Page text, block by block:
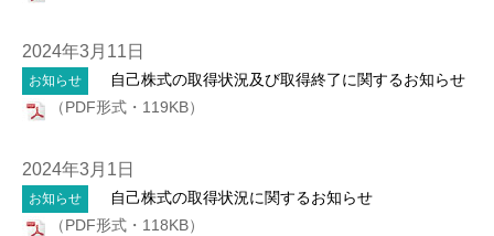
2024年3月11日
お知らせ
自己株式の取得状況及び取得終了に関するお知らせ
（PDF形式・119KB）
2024年3月1日
お知らせ
自己株式の取得状況に関するお知らせ
（PDF形式・118KB）